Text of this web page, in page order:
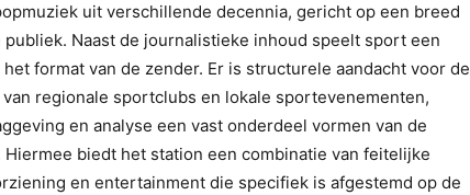
uit verschillende decennia, gericht op een breed
publiek. Naast de journalistieke inhoud speelt sport een
format van de zender. Er is structurele aandacht voor de
regionale sportclubs en lokale sportevenementen,
en analyse een vast onderdeel vormen van de
biedt het station een combinatie van feitelijke
en entertainment die specifiek is afgestemd op de